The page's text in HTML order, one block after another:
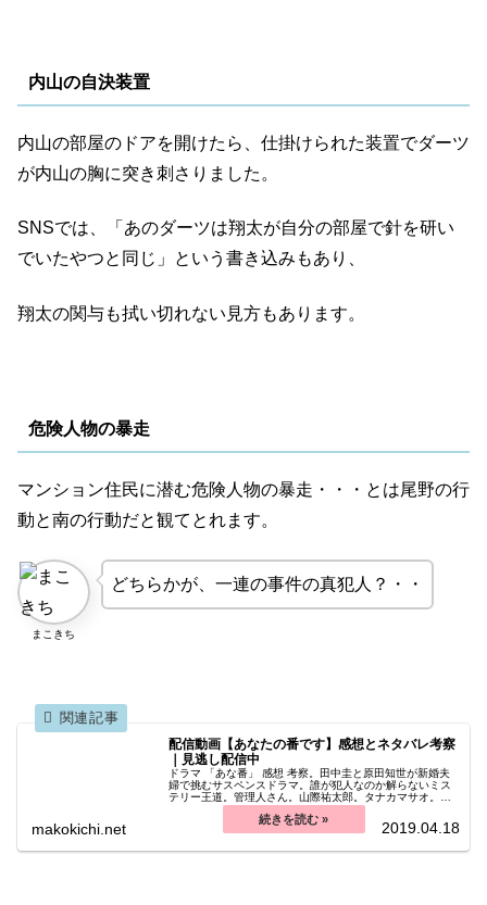
翔太は、内山の他に犯人がいると推理するが、その目星が
つかない。
たのは”石崎洋子”だったのか”早川教授”のどちらなのかと訪
ねる。
田宮の答えはあいまいで、やはり彼が嘘をついていたこと
が分かる。
マンションに戻ってきた二階堂は、尾野に声を掛けられ
尾野は、菜奈を殺した犯人について話を聞いてほしいと言
い、二階堂を自分の部屋に誘い込む。
内山の自決装置
内山の部屋のドアを開けたら、仕掛けられた装置でダーツ
が内山の胸に突き刺さりました。
SNSでは、「あのダーツは翔太が自分の部屋で針を研い
でいたやつと同じ」という書き込みもあり、
翔太の関与も拭い切れない見方もあります。
危険人物の暴走
マンション住民に潜む危険人物の暴走・・・とは尾野の行
動と南の行動だと観てとれます。
まこきち
どちらかが、一連の事件の真犯人？・・
配信動画【あなたの番です】感想とネタバレ考察
｜見逃し配信中
ドラマ 「あな番」 感想 考察。田中圭と原田知世が新婚夫
婦で挑むサスペンスドラマ。誰が犯人なのか解らないミス
テリー王道。管理人さん。山際祐太郎。タナカマサオ。赤
池夫妻。袴田吉彦。児嶋佳世。浮田啓輔。細川朝男。河野
貴文。手塚菜奈。浅香航大。内山達夫。
makokichi.net 2019.04.18